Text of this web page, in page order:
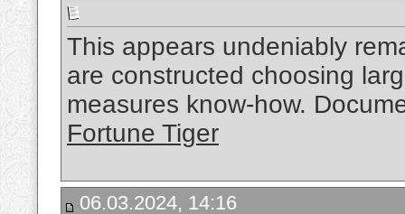
This appears undeniably
are constructed choosing
measures know-how.
Fortune Tiger
06.03.2024, 14:16